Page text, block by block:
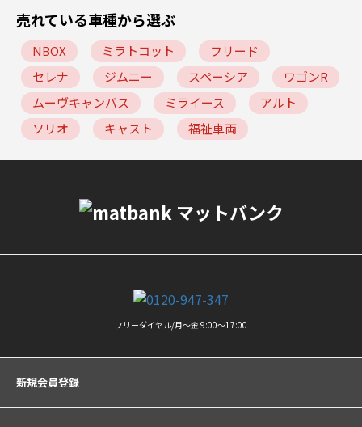
売れている車種から選ぶ
NBOX ミラトコット
フリード
セレナ
ジムニー スペーシア
ワゴンR
ムーヴキャンバス
ミライース
アルト
ソリオ
キャスト 福祉車両
フリーダイヤル/月〜金 9:00〜17:00
新規会員登録